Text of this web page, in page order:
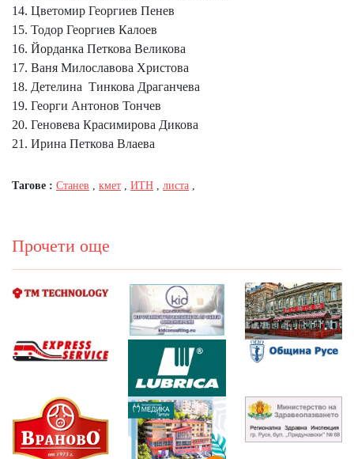
14. Цветомир Георгиев Пенев
15. Тодор Георгиев Калоев
16. Йорданка Петкова Великова
17. Ваня Милославова Христова
18. Детелина Тинкова Драганчева
19. Георги Антонов Тончев
20. Геновева Красимирова Дикова
21. Ирина Петкова Влаева
Тагове : Станев , кмет , ИТН , листа ,
Прочети още